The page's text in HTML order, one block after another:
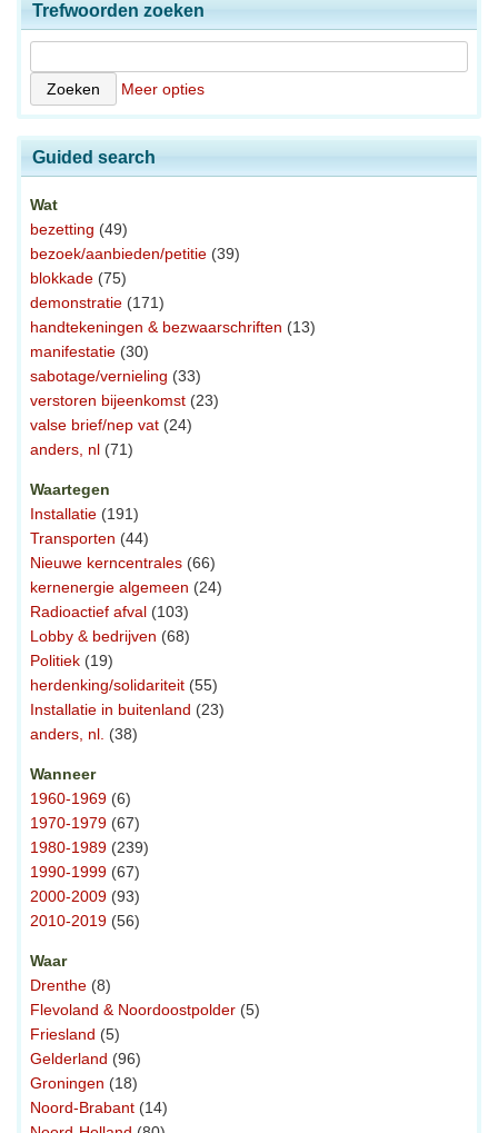
Trefwoorden zoeken
Meer opties
Guided search
Wat
bezetting (49)
bezoek/aanbieden/petitie (39)
blokkade (75)
demonstratie (171)
handtekeningen & bezwaarschriften (13)
manifestatie (30)
sabotage/vernieling (33)
verstoren bijeenkomst (23)
valse brief/nep vat (24)
anders, nl (71)
Waartegen
Installatie (191)
Transporten (44)
Nieuwe kerncentrales (66)
kernenergie algemeen (24)
Radioactief afval (103)
Lobby & bedrijven (68)
Politiek (19)
herdenking/solidariteit (55)
Installatie in buitenland (23)
anders, nl. (38)
Wanneer
1960-1969 (6)
1970-1979 (67)
1980-1989 (239)
1990-1999 (67)
2000-2009 (93)
2010-2019 (56)
Waar
Drenthe (8)
Flevoland & Noordoostpolder (5)
Friesland (5)
Gelderland (96)
Groningen (18)
Noord-Brabant (14)